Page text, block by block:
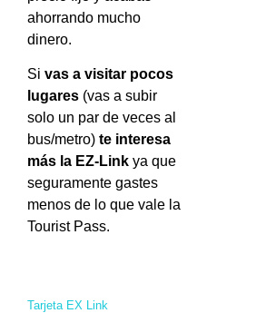
ahorrando mucho
dinero.
Si vas a visitar pocos
lugares (vas a subir
solo un par de veces al
bus/metro) te interesa
más la EZ-Link ya que
seguramente gastes
menos de lo que vale la
Tourist Pass.
Tarjeta EX Link